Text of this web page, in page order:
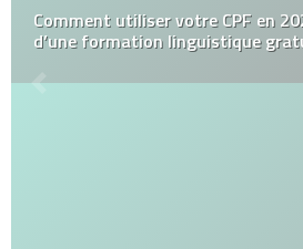
Comment utiliser votre CPF en
d’une formation linguistique